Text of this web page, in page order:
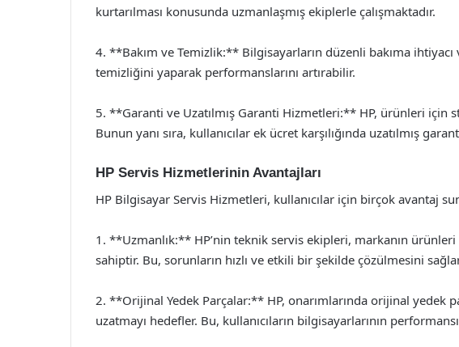
kurtarılması konusunda uzmanlaşmış ekiplerle çalışmaktadır.
4. **Bakım ve Temizlik:** Bilgisayarların düzenli bakıma ihtiyacı
temizliğini yaparak performanslarını artırabilir.
5. **Garanti ve Uzatılmış Garanti Hizmetleri:** HP, ürünleri için
Bunun yanı sıra, kullanıcılar ek ücret karşılığında uzatılmış
HP Servis Hizmetlerinin Avantajları
HP Bilgisayar Servis Hizmetleri, kullanıcılar için birçok avantaj
1. **Uzmanlık:** HP’nin teknik servis ekipleri, markanın
sahiptir. Bu, sorunların hızlı ve etkili bir şekilde çözülmesini
2. **Orijinal Yedek Parçalar:** HP, onarımlarında orijinal yedek
uzatmayı hedefler. Bu, kullanıcıların bilgisayarlarının